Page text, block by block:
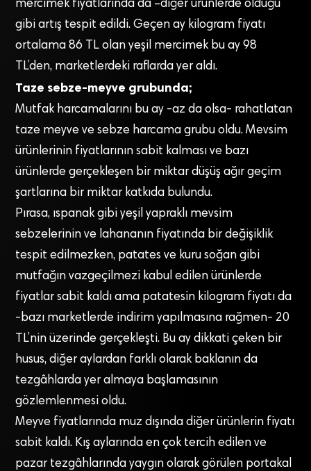
mercimek fiyatlarında da –diğer ürünlerde olduğu
gibi artış tespit edildi. Geçen ay kilogram fiyatı
ortalama 86 TL olan yeşil mercimek bu ay 98
TL’den, marketlerdeki raflarda yer aldı.
Taze sebze-meyve grubunda;
Mutfak harcamalarını bu ay -az da olsa- rahatlatan
taze meyve ve sebze harcama grubu oldu. Mevsim
ürünlerinin fiyatlarının sabit kalması ve bazı
ürünlerde gerçekleşen bir miktar düşüş ağır geçim
şartlarına bir miktar katkıda bulundu.
Pırasa, ıspanak gibi yeşil yapraklı mevsim
sebzelerinin ve lahananın fiyatında bir değişiklik
tespit edilmezken, patates ve kuru soğan gibi
mutfağın vazgeçilmezi kabul edilen ürünlerde
fiyatlar sabit kaldı ama patatesin kilogram fiyatı da
-bazı marketlerde indirim yapılmasına rağmen- 20
TL’nin üzerinde gerçekleşti. Bu ay dikkati çeken bir
husus, diğer aylardan farklı olarak baklanın da
tezgâhlarda yer almaya başlamasının
gözlemlenmesi oldu.
Meyve fiyatlarında muz dışında diğer ürünlerin fiyatı
sabit kaldı. Kış aylarında en çok tercih edilen ve
pazar tezgâhlarında yaygın olarak görülen portakal